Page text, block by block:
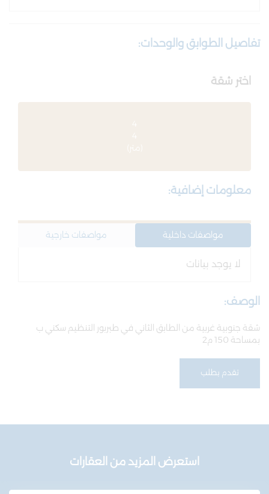
تفاصيل الطوابق والوحدات:
اختر شقة
معلومات إضافية:
مواصفات داخلية مواصفات خارجية
لا يوجد بيانات
الوصف:
شقة جنوبية غربية من الطابق الثاني في طبربور التنظيم سكني ب
بمساحة 150 م2
تقدم بطلب
استعرض المزيد من العقارات